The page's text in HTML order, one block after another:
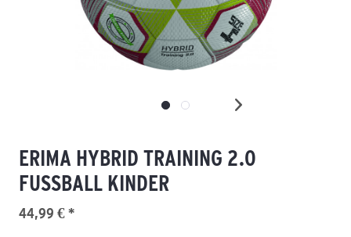
ERIMA HYBRID TRAINING 2.0
FUSSBALL KINDER
44,99 € *